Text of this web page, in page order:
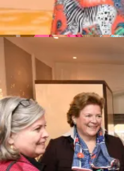
Mandarin Oriental / München /
Frank Rollitz
Prinzessin Marie-Christine von
Europa – Eine
München / 27. Oktober 2022 /